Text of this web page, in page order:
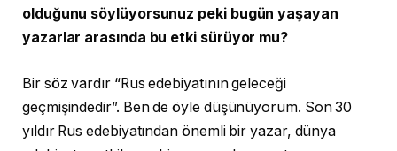
olduğunu söylüyorsunuz peki bugün yaşayan
yazarlar arasında bu etki sürüyor mu?
Bir söz vardır “Rus edebiyatının geleceği
geçmişindedir”. Ben de öyle düşünüyorum. Son 30
yıldır Rus edebiyatından önemli bir yazar, dünya